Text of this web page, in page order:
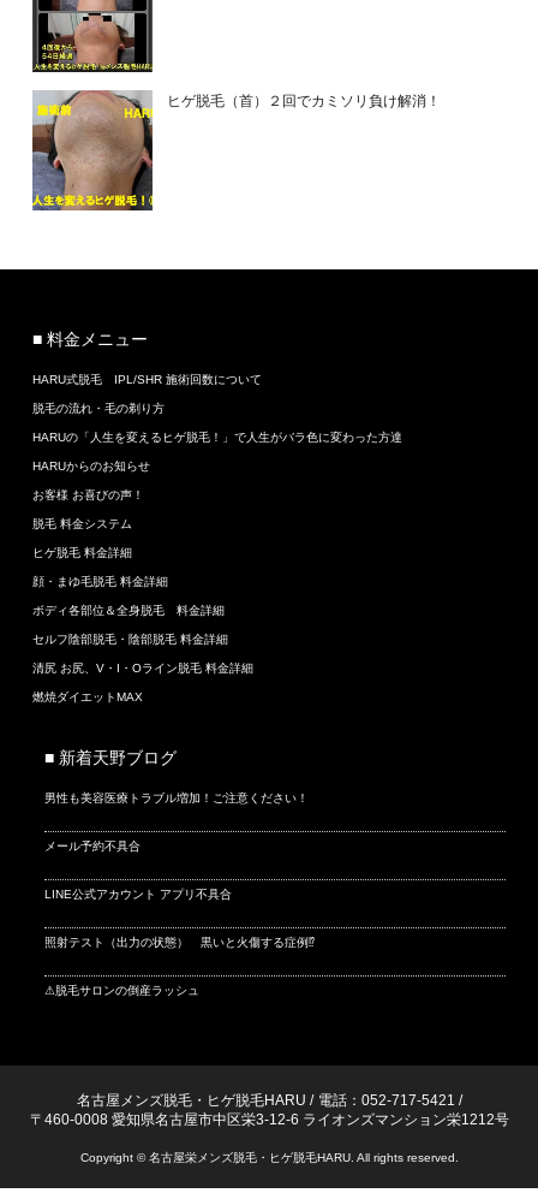
ヒゲ脱毛（首）２回でカミソリ負け解消！
■ 料金メニュー
HARU式脱毛 IPL/SHR 施術回数について
脱毛の流れ・毛の剃り方
HARUの「人生を変えるヒゲ脱毛！」で人生がバラ色に変わった方達
HARUからのお知らせ
お客様 お喜びの声！
脱毛 料金システム
ヒゲ脱毛 料金詳細
顔・まゆ毛脱毛 料金詳細
ボディ各部位＆全身脱毛 料金詳細
セルフ陰部脱毛・陰部脱毛 料金詳細
清尻 お尻、V・I・Oライン脱毛 料金詳細
燃焼ダイエットMAX
■ 新着天野ブログ
男性も美容医療トラブル増加！ご注意ください！
メール予約不具合
LINE公式アカウント アプリ不具合
照射テスト（出力の状態） 黒いと火傷する症例⁉
⚠脱毛サロンの倒産ラッシュ
名古屋メンズ脱毛・ヒゲ脱毛HARU / 電話：052-717-5421 /
〒460-0008 愛知県名古屋市中区栄3-12-6 ライオンズマンション栄1212号
Copyright © 名古屋栄メンズ脱毛・ヒゲ脱毛HARU. All rights reserved.